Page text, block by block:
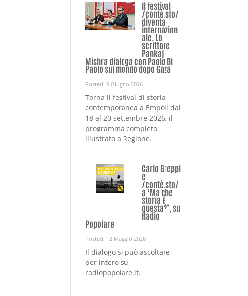
Il festival
/contè.sto/
diventa
internazion
ale. Lo
scrittore
Pankaj
Mishra dialoga con Paolo Di
Paolo sul mondo dopo Gaza
Posted: 9 Giugno 2026
Torna il festival di storia
contemporanea a Empoli dal
18 al 20 settembre 2026. il
programma completo
illustrato a Regione.
Carlo Greppi
e
/contè.sto/
a ‘Ma che
storia è
questa?’, su
Radio
Popolare
Posted: 12 Maggio 2026
Il dialogo si può ascoltare
per intero su
radiopopolare.it.